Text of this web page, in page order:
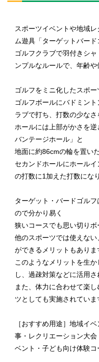
スポーツイベントや地域
ム遊具「ターゲットバード
ゴルフクラブで羽付きシ
ンプルなルールで、年齢や
ゴルフをミニ化したスポー
ゴルフボールにバドミン
ラブで打ち、打数の少なさ
ホールには上部がかさを
バンテージホール」と
地面に約86cmの輪を置い
セカンドホールにホール
の打数に1加えた打数にな
ターゲット・バードゴル
ので分かり易く
狭いコースでも思い切り
他のスポーツでは使えな
ができるメリットもありま
このようなメリットを生
し、過疎対策などに活用さ
また、体力に合わせて楽
ツとしても実施されていま
［おすすめ用途］地域イ
事・レクリエーション大
ベント・子ども向け体験